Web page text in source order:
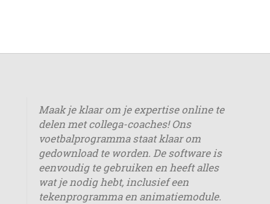
Maak je klaar om je expertise online te
delen met collega-coaches! Ons
voetbalprogramma staat klaar om
gedownload te worden. De software is
eenvoudig te gebruiken en heeft alles
wat je nodig hebt, inclusief een
tekenprogramma en animatiemodule.